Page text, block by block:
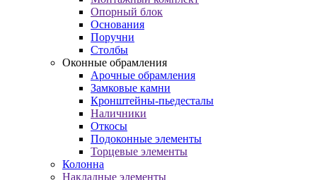
Опорный блок
Основания
Поручни
Столбы
Оконные обрамления
Арочные обрамления
Замковые камни
Кронштейны-пьедесталы
Наличники
Откосы
Подоконные элементы
Торцевые элементы
Колонна
Накладные элементы